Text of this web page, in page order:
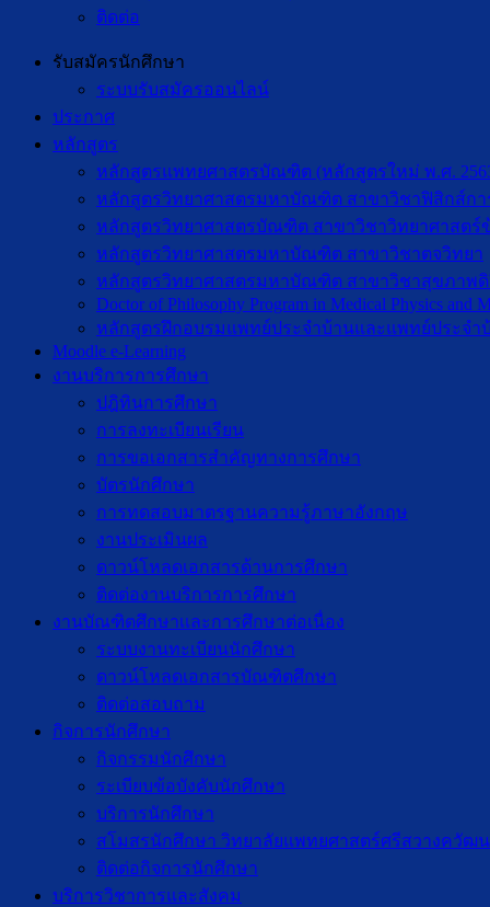
ติดต่อ
รับสมัครนักศึกษา
ระบบรับสมัครออนไลน์
ประกาศ
หลักสูตร
หลักสูตรแพทยศาสตรบัณฑิต (หลักสูตรใหม่ พ.ศ.
หลักสูตรวิทยาศาสตรมหาบัณฑิต สาขาวิชาฟิสิกส์กา
หลักสูตรวิทยาศาสตรบัณฑิต สาขาวิชาวิทยาศาสตร์
หลักสูตรวิทยาศาสตรมหาบัณฑิต สาขาวิชาตจวิทยา
หลักสูตรวิทยาศาสตรมหาบัณฑิต สาขาวิชาสุขภาพดิ
Doctor of Philosophy Program in Medical Physics and
หลักสูตรฝึกอบรมแพทย์ประจำบ้านและแพทย์ประจำ
Moodle e-Learning
งานบริการการศึกษา
ปฎิทินการศึกษา
การลงทะเบียนเรียน
การขอเอกสารสำคัญทางการศึกษา
บัตรนักศึกษา
การทดสอบมาตรฐานความรู้ภาษาอังกฤษ
งานประเมินผล
ดาวน์โหลดเอกสารด้านการศึกษา
ติดต่องานบริการการศึกษา
งานบัณฑิตศึกษาเเละการศึกษาต่อเนื่อง
ระบบงานทะเบียนนักศึกษา
ดาวน์โหลดเอกสารบัณฑิตศึกษา
ติดต่อสอบถาม
กิจการนักศึกษา
กิจกรรมนักศึกษา
ระเบียบข้อบังคับนักศึกษา
บริการนักศึกษา
สโมสรนักศึกษา วิทยาลัยแพทยศาสตร์ศรีสวางควัฒน
ติดต่อกิจการนักศึกษา
บริการวิชาการและสังคม